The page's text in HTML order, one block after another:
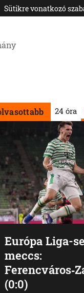
Sütikre vonatkozó
24 óra
Európa Liga-
meccs:
(0:0)